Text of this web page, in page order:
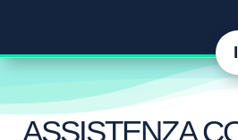
ASSISTENZA